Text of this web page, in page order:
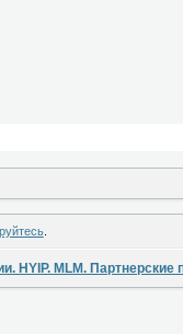
.
HYIP. MLM.